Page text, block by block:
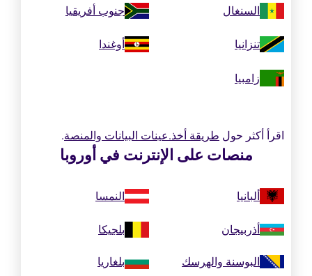
السنغال جنوب أفريقيا
تنزانيا أوغندا
زامبيا
اقرأ أكثر حول طريقة أخذ.عينات البيانات والمنصة.
منصات على الإنترنت في أوروبا
ألبانيا النمسا
أذربيجان بلجيكا
البوسنة والهرسك بلغاريا